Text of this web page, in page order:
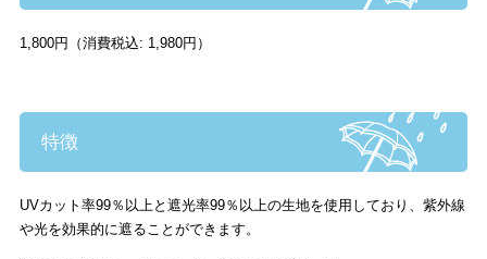
1,800円（消費税込: 1,980円）
特徴
UVカット率99％以上と遮光率99％以上の生地を使用しており、紫外線
や光を効果的に遮ることができます。